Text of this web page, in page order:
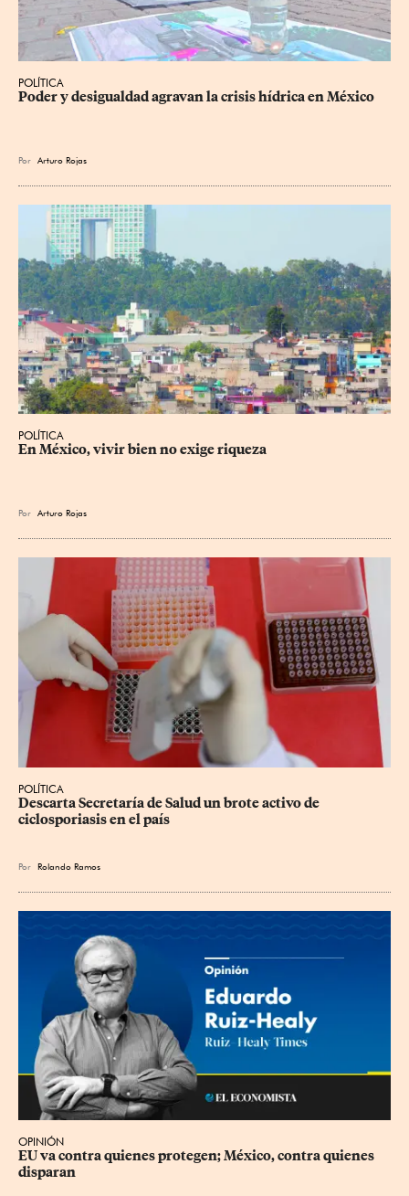
POLÍTICA
Poder y desigualdad agravan la crisis hídrica en México
Por Arturo Rojas
POLÍTICA
En México, vivir bien no exige riqueza
Por Arturo Rojas
POLÍTICA
Descarta Secretaría de Salud un brote activo de
ciclosporiasis en el país
Por Rolando Ramos
OPINIÓN
EU va contra quienes protegen; México, contra quienes
disparan